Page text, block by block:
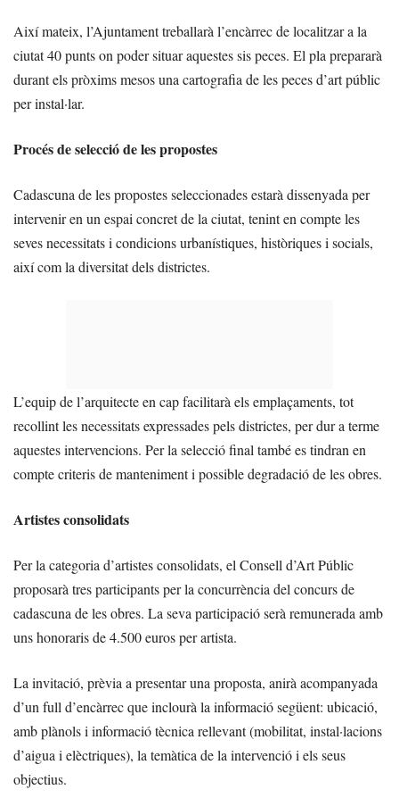
Així mateix, l’Ajuntament treballarà l’encàrrec de localitzar a la
ciutat 40 punts on poder situar aquestes sis peces. El pla prepararà
durant els pròxims mesos una cartografia de les peces d’art públic
per instal·lar.
Procés de selecció de les propostes
Cadascuna de les propostes seleccionades estarà dissenyada per
intervenir en un espai concret de la ciutat, tenint en compte les
seves necessitats i condicions urbanístiques, històriques i socials,
així com la diversitat dels districtes.
L’equip de l’arquitecte en cap facilitarà els emplaçaments, tot
recollint les necessitats expressades pels districtes, per dur a terme
aquestes intervencions. Per la selecció final també es tindran en
compte criteris de manteniment i possible degradació de les obres.
Artistes consolidats
Per la categoria d’artistes consolidats, el Consell d’Art Públic
proposarà tres participants per la concurrència del concurs de
cadascuna de les obres. La seva participació serà remunerada amb
uns honoraris de 4.500 euros per artista.
La invitació, prèvia a presentar una proposta, anirà acompanyada
d’un full d’encàrrec que inclourà la informació següent: ubicació,
amb plànols i informació tècnica rellevant (mobilitat, instal·lacions
d’aigua i elèctriques), la temàtica de la intervenció i els seus
objectius.